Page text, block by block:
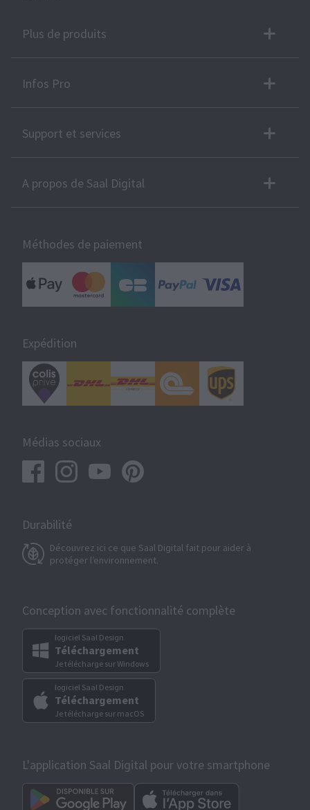
Plus de produits
Infos Pro
Support et services
A propos de Saal Digital
Méthodes de paiement
Expédition
Médias sociaux
Durabilité
Découvrez ici ce que Saal Digital fait pour aider à
protéger l’environnement.
Conception avec fonctionnalité complète
logiciel Saal Design
Téléchargement
Je télécharge sur Windows
logiciel Saal Design
Téléchargement
Je télécharge sur macOS
L'application Saal Digital pour votre smartphone